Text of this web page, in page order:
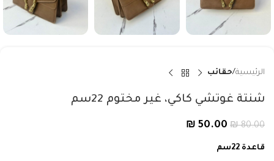
الرئيسية حقائب
شنتة غوتشي كاكي، غير مختوم 22سم
₪80.00
₪ 50.00
قاعدة 22سم